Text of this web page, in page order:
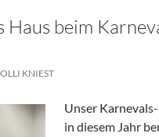
Haus beim
OLLI KNIEST
Unser
in diesem Jahr